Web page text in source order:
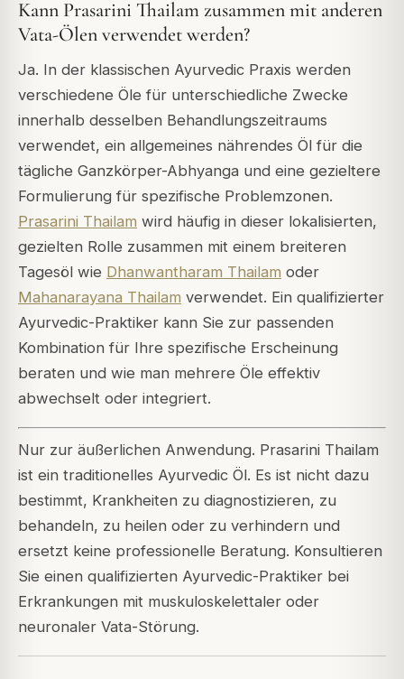
Kann Prasarini Thailam zusammen mit anderen
Vata-Ölen verwendet werden?
Ja. In der klassischen Ayurvedic Praxis werden
verschiedene Öle für unterschiedliche Zwecke
innerhalb desselben Behandlungszeitraums
verwendet, ein allgemeines nährendes Öl für die
tägliche Ganzkörper-Abhyanga und eine gezieltere
Formulierung für spezifische Problemzonen.
Prasarini Thailam wird häufig in dieser lokalisierten,
gezielten Rolle zusammen mit einem breiteren
Tagesöl wie Dhanwantharam Thailam oder
Mahanarayana Thailam verwendet. Ein qualifizierter
Ayurvedic-Praktiker kann Sie zur passenden
Kombination für Ihre spezifische Erscheinung
beraten und wie man mehrere Öle effektiv
abwechselt oder integriert.
Nur zur äußerlichen Anwendung. Prasarini Thailam
ist ein traditionelles Ayurvedic Öl. Es ist nicht dazu
bestimmt, Krankheiten zu diagnostizieren, zu
behandeln, zu heilen oder zu verhindern und
ersetzt keine professionelle Beratung. Konsultieren
Sie einen qualifizierten Ayurvedic-Praktiker bei
Erkrankungen mit muskuloskelettaler oder
neuronaler Vata-Störung.